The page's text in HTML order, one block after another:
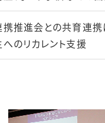
推進会との共育連携
のリカレント支援